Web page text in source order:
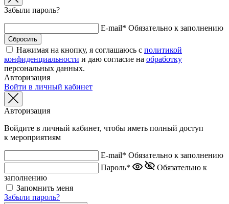
Забыли пароль?
E-mail* Обязательно к заполнению
Нажимая на кнопку, я соглашаюсь с политикой
конфиденциальности и даю согласие на обработку
персональных данных.
Авторизация
Войти в личный кабинет
Авторизация
Войдите в личный кабинет, чтобы иметь полный доступ
к мероприятиям
E-mail* Обязательно к заполнению
Пароль*
Обязательно к
заполнению
Запомнить меня
Забыли пароль?